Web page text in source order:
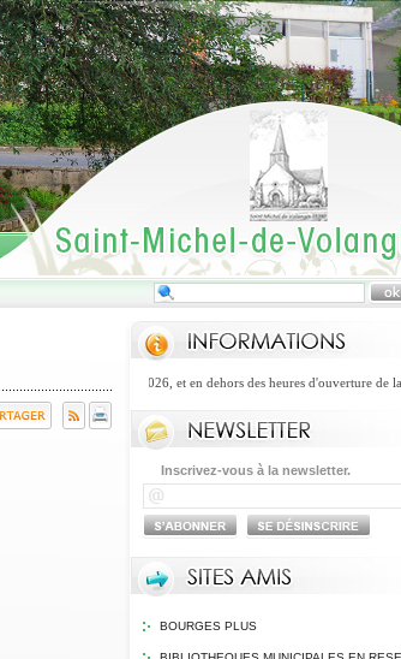
A compter du 1er août 2026, et en dehors des heures d'ouverture de
Inscrivez-vous à la newsletter.
BOURGES PLUS